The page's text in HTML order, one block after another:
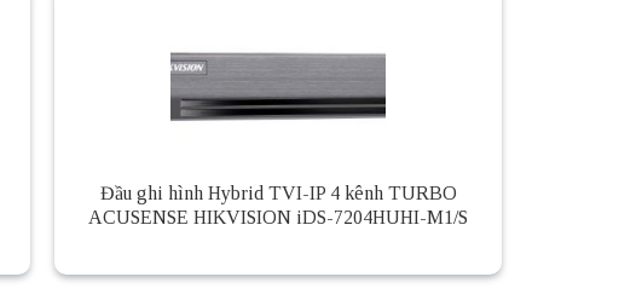
Đầu ghi hình Hybrid TVI-IP 4 kênh TURBO
ACUSENSE HIKVISION iDS-7204HUHI-M1/S